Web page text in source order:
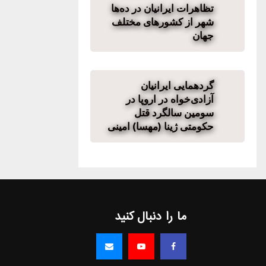
تظاهرات ایرانیان در ده‌ها
شهر از کشورهای مختلف
جهان
گردهمایی ایرانیان
آزادی‌خواه در اروپا در
سومین سالگرد قتل
حکومتی ژینا (مهسا) امینی
ما را دنبال کنید